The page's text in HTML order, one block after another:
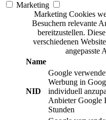
Marketing
Marketing Cookies
Besuchern relevante
bereitzustellen.
verschiedenen
angepasste
Name
NID
Google
Werbung in
individuell
Anbieter Google
Stunden